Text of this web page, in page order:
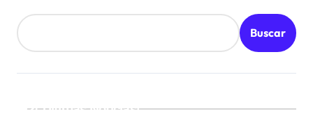
d
s
Buscar
¡Ultimas Noticias!